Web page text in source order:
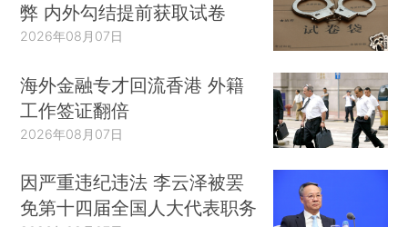
弊 内外勾结提前获取试卷
2026年08月07日
海外金融专才回流香港 外籍
工作签证翻倍
2026年08月07日
因严重违纪违法 李云泽被罢
免第十四届全国人大代表职务